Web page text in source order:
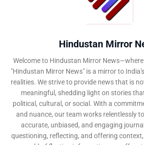
Hindustan Mirror
Welcome to Hindustan Mirror
"Hindustan Mirror News" is a mirror to
realities. We strive to provide news that is
meaningful, shedding light on stories
political, cultural, or social. With a
and nuance, our team works relentlessly
accurate, unbiased, and engaging
questioning, reflecting, and offering